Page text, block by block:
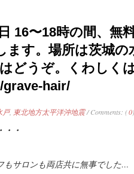
16〜18時の間、無
ます。場所は茨城の
どうぞ。くわしく
hair/
戸, 東北地方太平洋沖地震/ Comments: (0)
・・
もサロンも両店共に無事でした…